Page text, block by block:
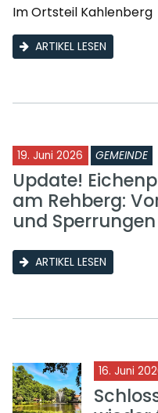
Im Ortsteil Kahlenberg
ARTIKEL LESEN
19. Juni 2026 GEMEINDE
Update!
am Rehberg:
und Sperrungen
ARTIKEL LESEN
16. Juni